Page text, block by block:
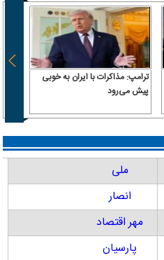
ترامپ: مذاکرات با ایران به خوبی
پیش می‌رود
ملی
انصار
مهر اقتصاد
پارسیان